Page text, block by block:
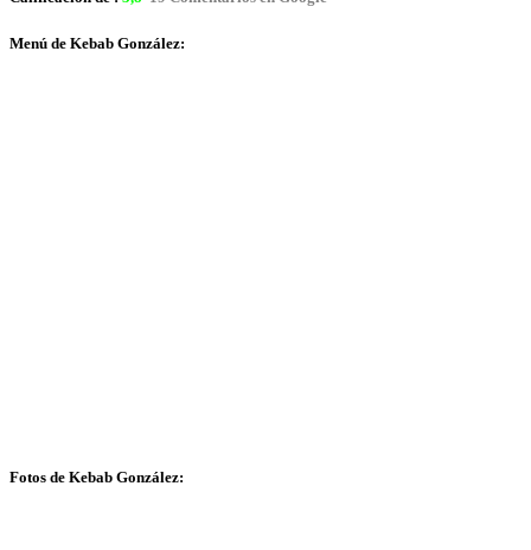
Menú de Kebab González:
Fotos de Kebab González: